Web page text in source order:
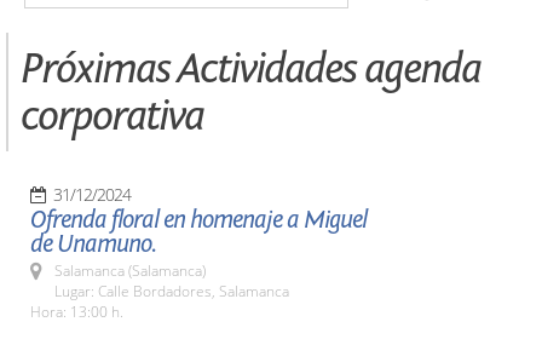
Próximas Actividades agenda
corporativa
31/12/2024
Ofrenda floral en homenaje a Miguel
de Unamuno.
Salamanca (Salamanca)
Lugar: Calle Bordadores, Salamanca
Hora: 13:00 h.